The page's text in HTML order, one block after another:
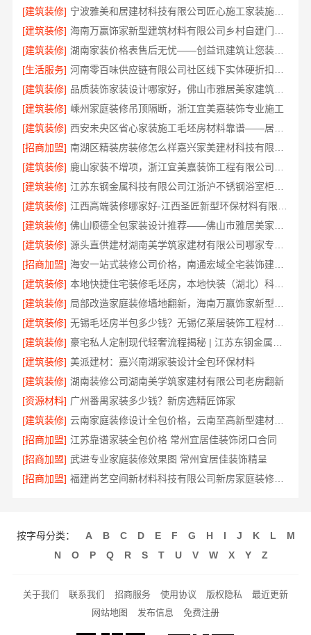
[建筑装修]
宁波雅美和居建材科技有限公司匠心施工家装施工对接渠道
[建筑装修]
[建筑装修]
湖南家装价格表售后无忧——创益讯建筑让您装修更省心
[生活服务]
[建筑装修]
品质装饰家装设计哪家好，佛山市雅居美家建筑装饰工程有限公司资深团队全案定制
[建筑装修] 嵊州家庭装修吊顶隔断，浙江宜美嘉装饰专业施工
[建筑装修]
[招商加盟]
[建筑装修]
[建筑装修]
[建筑装修]
[建筑装修]
[建筑装修]
[招商加盟]
海安一站式装修公司价格，南通宏域全宅装饰建材有限公司源头直供
[建筑装修]
本地快捷住宅装修毛坯房，本地快装（湖北）科技有限公司专业交付
[建筑装修]
[建筑装修]
无锡毛坯房半包多少钱？无锡亿莱居装饰工程材料有限公司为您提供参考
[建筑装修]
[建筑装修] 美派建材：嘉兴南湖家装设计全包环保材料
[建筑装修] 湖南装修公司湖南美学筑家建材有限公司老房翻新
[资源材料] 广州番禺家装多少钱？新房选精匠饰家
[建筑装修]
云南家庭装修设计全包价格，云南至高新型建材有限公司闭口合同
[招商加盟] 江苏靠谱家装全包价格 常州宜居佳装饰闭口合同
[招商加盟] 武进专业家庭装修效果图 常州宜居佳装饰精呈
[招商加盟]
福建尚艺空间新材料科技有限公司新房家庭装修硬装施工服务
按字母分类： A B C D E F G H I J K L
M
N
O P Q R S T U V W X Y Z
关于我们 联系我们 招商服务 使用协议 版权隐私
最近更新
网站地图
发布信息 免费注册